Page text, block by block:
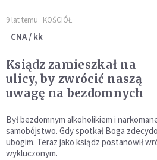
9 lat temu KOŚCIÓŁ
CNA / kk
Ksiądz zamieszkał na
ulicy, by zwrócić naszą
uwagę na bezdomnych
Był bezdomnym alkoholikiem i
samobójstwo. Gdy spotkał Boga
ubogim. Teraz jako ksiądz postanowił
wykluczonym.